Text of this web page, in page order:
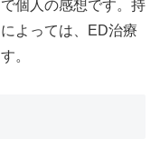
個人の感想です。持
よっては、ED治療
。